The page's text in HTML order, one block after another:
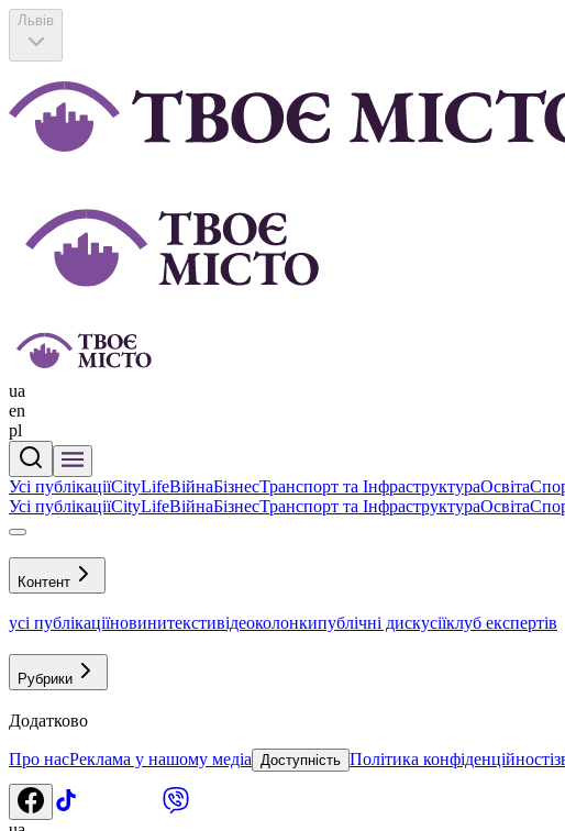
Львів
ua
en
pl
Усі публікаціїCityLifeВійнаБізнесТранспорт та ІнфраструктураОсвіта
Усі публікаціїCityLifeВійнаБізнесТранспорт та ІнфраструктураОсвіта
Контент
усі публікаціїновинитекстивідеоколонкипублічні дискусіїклуб експертів
Рубрики
Додатково
Про насРеклама у нашому медіа Доступність Політика конфіденційності